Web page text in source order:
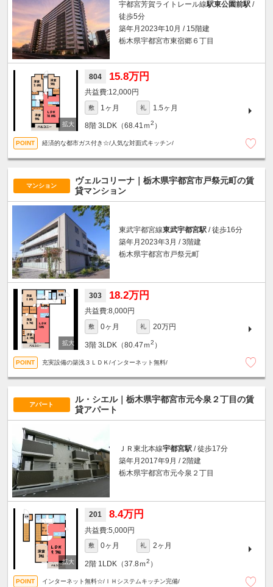
宇都宮芳賀ライトレール線駅東公園前駅 /
徒歩5分
築年月2023年10月 / 15階建
栃木県宇都宮市東宿郷６丁目
804 15.8万円
12,000円
敷 1ヶ月 礼 1.5ヶ月
8階 3LDK（68.41ｍ2 ）
経済的な都市ガス付き☆/人気な対面式キッチン/
マンション
ヴェルコリーナ｜栃木県宇都宮市戸祭元町の賃
貸マンション
東武宇都宮線東武宇都宮駅 / 徒歩16分
築年月2023年3月 / 3階建
栃木県宇都宮市戸祭元町
303 18.2万円
8,000円
敷 0ヶ月 礼 20万円
3階 3LDK（80.47ｍ2 ）
充実設備の築浅３ＬＤＫ/インターネット無料/
アパート
ル・シエル｜栃木県宇都宮市元今泉２丁目の賃
貸アパート
ＪＲ東北本線宇都宮駅 / 徒歩17分
築年月2017年9月 / 2階建
栃木県宇都宮市元今泉２丁目
201 8.4万円
5,000円
敷 0ヶ月 礼 2ヶ月
2階 1LDK（37.8ｍ2 ）
インターネット無料☆/ＩＨシステムキッチン完備/